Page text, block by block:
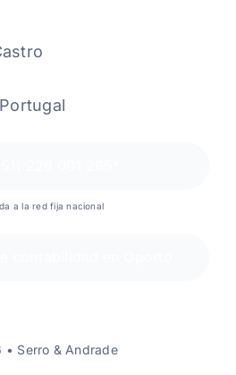
a la red fija nacional
Serro & Andrade